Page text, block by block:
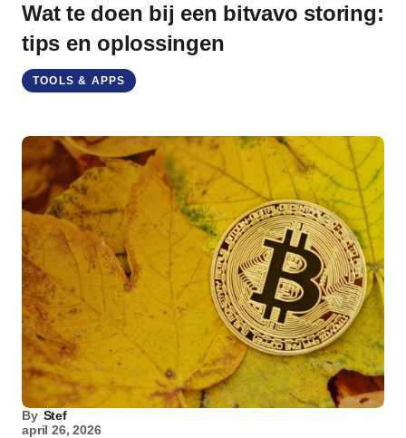
Wat te doen bij een bitvavo storing:
tips en oplossingen
TOOLS & APPS
By Stef
april 26, 2026